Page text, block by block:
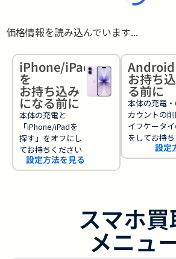
価格情報を読み込んでいます...
iPhone/iPad
を
お持ち込み
になる前に
本体の充電と
「iPhone/iPadを
探す」をオフにし
てお持ちください
設定方法を見る
Android
お持ち
る前に
本体の充電
カウントの
イフケータ
をしてお持
設定
スマホ買
メニュ